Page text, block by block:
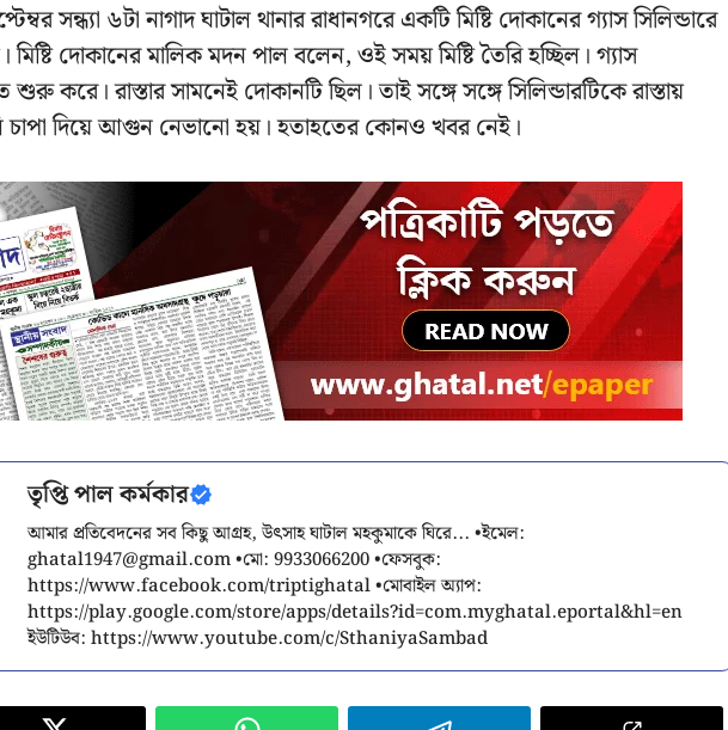
সন্ধ্যা ৬টা নাগাদ ঘাটাল থানার রাধানগরে একটি মিষ্টি দোকানের গ্যাস সিলিন্ডারে
দোকানের মালিক মদন পাল বলেন, ওই সময় মিষ্টি তৈরি হচ্ছিল। গ্যাস
শুরু করে। রাস্তার সামনেই দোকানটি ছিল। তাই সঙ্গে সঙ্গে সিলিন্ডারটিকে রাস্তায়
চাপা দিয়ে আগুন নেভানো হয়। হতাহতের কোনও খবর নেই।
তৃপ্তি পাল কর্মকার
আমার প্রতিবেদনের সব কিছু আগ্রহ, উৎসাহ ঘাটাল মহকুমাকে ঘিরে... •ইমেল:
ghatal1947@gmail.com•মো: 9933066200 •ফেসবুক:
https://www.facebook.com/triptighatal •মোবাইল অ্যাপ:
https://play.google.com/store/apps/details?id=com.myghatal.eportal&hl=en
ইউটিউব: https://www.youtube.com/c/SthaniyaSambad